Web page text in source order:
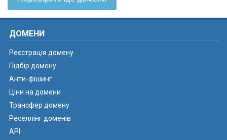
ДОМЕНИ
Реєстрація домену
Підбір домену
Анти-фішинг
Ціни на домени
Трансфер домену
Реселлінг доменів
API